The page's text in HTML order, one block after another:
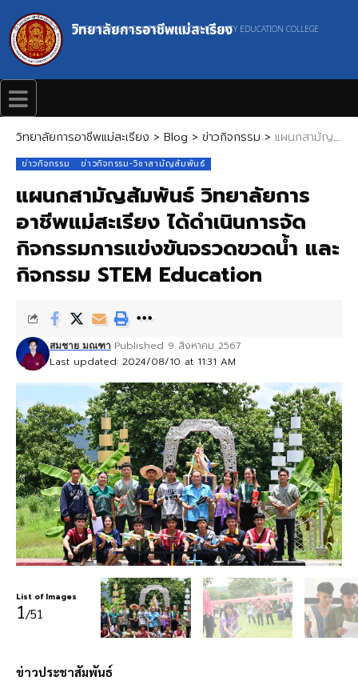
วิทยาลัยการอาชีพแม่สะเรียง
MAESARIANG INDUSTRIAL AND COMMUNITY EDUCATION COLLEGE
วิทยาลัยการอาชีพแม่สะเรียง > Blog > ข่าวกิจกรรม > แผนกสามัญสัมพันธ์ วิทยาลัยการอาชีพแม่สะเรียง ได้ดำเนินการจัดกิจกรรมการแข่งขันจรวดขวดน้ำ และกิจกรรม STEM Education
ข่าวกิจกรรม ข่าวกิจกรรม-วิชาสามัญสัมพันธ์
แผนกสามัญสัมพันธ์ วิทยาลัยการ
อาชีพแม่สะเรียง ได้ดำเนินการจัด
กิจกรรมการแข่งขันจรวดขวดน้ำ และ
กิจกรรม STEM Education
Last updated: 2024/08/10 at 11:31 AM
สมชาย มณฑา Published 9 สิงหาคม 2567
List of Images
1/51
ข่าวประชาสัมพันธ์